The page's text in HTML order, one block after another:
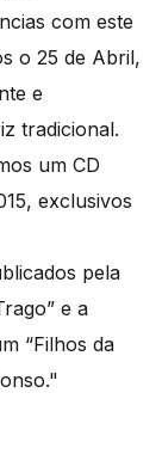
com este
o 25 de Abril,
e
tradicional.
um CD
exclusivos
pela
e a
“Filhos da